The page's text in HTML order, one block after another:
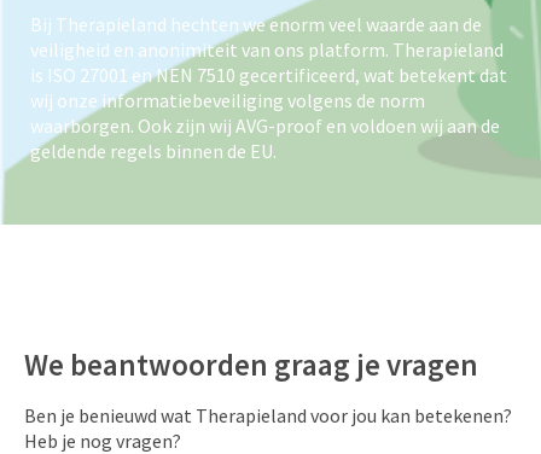
Bij Therapieland hechten we enorm veel waarde aan de
veiligheid en anonimiteit van ons platform. Therapieland
is ISO 27001 en NEN 7510 gecertificeerd, wat betekent dat
wij onze informatiebeveiliging volgens de norm
waarborgen. Ook zijn wij AVG-proof en voldoen wij aan de
geldende regels binnen de EU.
We beantwoorden graag je vragen
Ben je benieuwd wat Therapieland voor jou kan betekenen?
Heb je nog vragen?